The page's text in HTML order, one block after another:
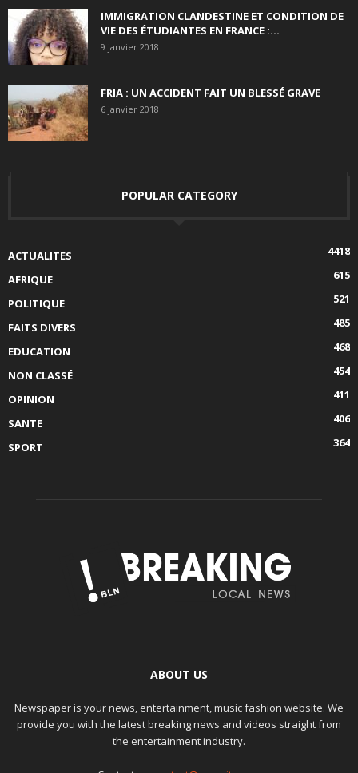
IMMIGRATION CLANDESTINE ET CONDITION DE
VIE DES ÉTUDIANTES EN FRANCE :...
9 janvier 2018
FRIA : UN ACCIDENT FAIT UN BLESSÉ GRAVE
6 janvier 2018
POPULAR CATEGORY
ACTUALITES
4418
AFRIQUE
615
POLITIQUE
521
FAITS DIVERS
485
EDUCATION
468
NON CLASSÉ
454
OPINION
411
SANTE
406
SPORT
364
ABOUT US
Newspaper is your news, entertainment, music fashion website. We
provide you with the latest breaking news and videos straight from
the entertainment industry.